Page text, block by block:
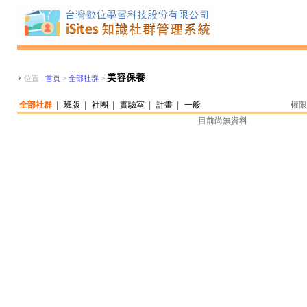
位置 : 首頁 > 全部社群 > 美容保養
全部社群 班版 社團 實驗室 計畫 一般
權
目前尚無資料